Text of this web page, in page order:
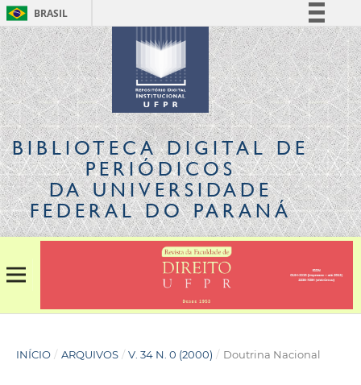
BRASIL
Simplifique!
Comunica BR
Participe
Acesso à informação
Legislação
Canais
BIBLIOTECA DIGITALDE
PERIÓDICOS
DA UNIVERSIDADE
FEDERAL DO PARANÁ
INÍCIO / ARQUIVOS / V. 34 N. 0 (2000) / Doutrina Nacional